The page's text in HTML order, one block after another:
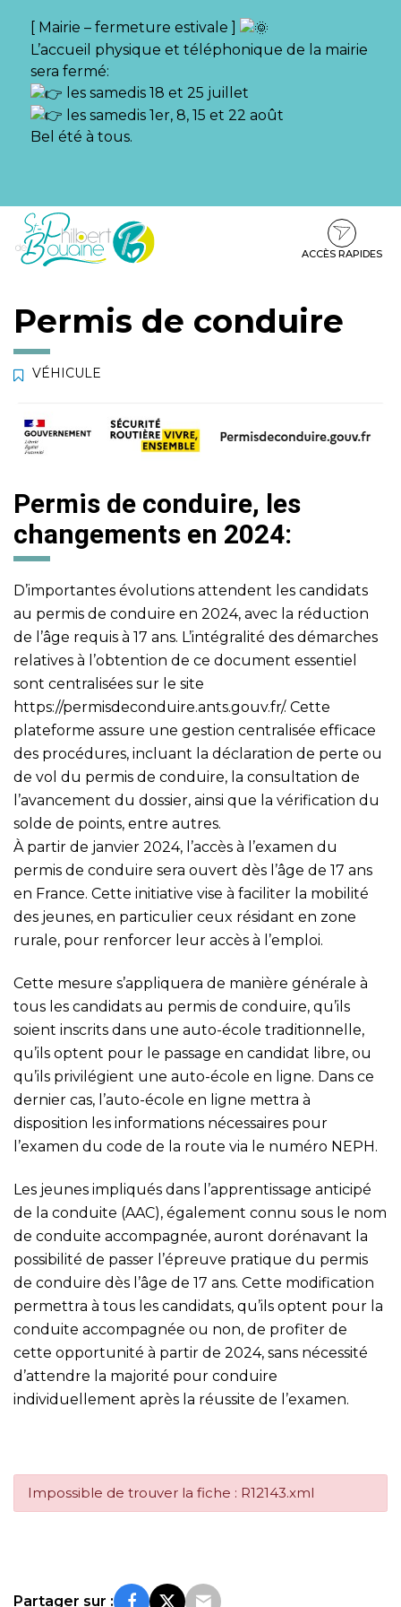
[ Mairie – fermeture estivale ]
L’accueil physique et téléphonique de la mairie
sera fermé:
les samedis 18 et 25 juillet
les samedis 1er, 8, 15 et 22 août
Bel été à tous.
Aller
Aller
contenu
Aller
pied
ACCÈS RAPIDES
Permis de conduire
VÉHICULE
Permis de conduire, les
changements en 2024:
D’importantes évolutions attendent les candidats
au permis de conduire en 2024, avec la réduction
de l’âge requis à 17 ans. L’intégralité des démarches
relatives à l’obtention de ce document essentiel
sont centralisées sur le site
https://permisdeconduire.ants.gouv.fr/. Cette
plateforme assure une gestion centralisée efficace
des procédures, incluant la déclaration de perte ou
de vol du permis de conduire, la consultation de
l’avancement du dossier, ainsi que la vérification du
solde de points, entre autres.
À partir de janvier 2024, l’accès à l’examen du
permis de conduire sera ouvert dès l’âge de 17 ans
en France. Cette initiative vise à faciliter la mobilité
des jeunes, en particulier ceux résidant en zone
rurale, pour renforcer leur accès à l’emploi.
Cette mesure s’appliquera de manière générale à
tous les candidats au permis de conduire, qu’ils
soient inscrits dans une auto-école traditionnelle,
qu’ils optent pour le passage en candidat libre, ou
qu’ils privilégient une auto-école en ligne. Dans ce
dernier cas, l’auto-école en ligne mettra à
disposition les informations nécessaires pour
l’examen du code de la route via le numéro NEPH.
Les jeunes impliqués dans l’apprentissage anticipé
de la conduite (AAC), également connu sous le nom
de conduite accompagnée, auront dorénavant la
possibilité de passer l’épreuve pratique du permis
de conduire dès l’âge de 17 ans. Cette modification
permettra à tous les candidats, qu’ils optent pour la
conduite accompagnée ou non, de profiter de
cette opportunité à partir de 2024, sans nécessité
d’attendre la majorité pour conduire
individuellement après la réussite de l’examen.
Impossible de trouver la fiche : R12143.xml
Partager sur :